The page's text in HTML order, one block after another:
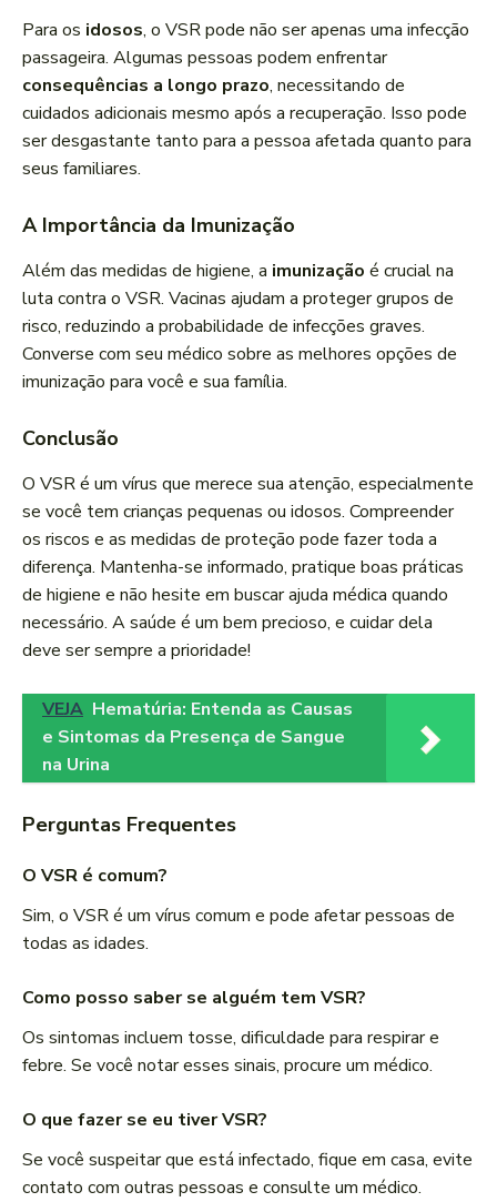
Para os idosos, o VSR pode não ser apenas uma infecção
passageira. Algumas pessoas podem enfrentar
consequências a longo prazo, necessitando de
cuidados adicionais mesmo após a recuperação. Isso pode
ser desgastante tanto para a pessoa afetada quanto para
seus familiares.
A Importância da Imunização
Além das medidas de higiene, a imunização é crucial na
luta contra o VSR. Vacinas ajudam a proteger grupos de
risco, reduzindo a probabilidade de infecções graves.
Converse com seu médico sobre as melhores opções de
imunização para você e sua família.
Conclusão
O VSR é um vírus que merece sua atenção, especialmente
se você tem crianças pequenas ou idosos. Compreender
os riscos e as medidas de proteção pode fazer toda a
diferença. Mantenha-se informado, pratique boas práticas
de higiene e não hesite em buscar ajuda médica quando
necessário. A saúde é um bem precioso, e cuidar dela
deve ser sempre a prioridade!
VEJA Hematúria: Entenda as Causas
e Sintomas da Presença de Sangue
na Urina
Perguntas Frequentes
O VSR é comum?
Sim, o VSR é um vírus comum e pode afetar pessoas de
todas as idades.
Como posso saber se alguém tem VSR?
Os sintomas incluem tosse, dificuldade para respirar e
febre. Se você notar esses sinais, procure um médico.
O que fazer se eu tiver VSR?
Se você suspeitar que está infectado, fique em casa, evite
contato com outras pessoas e consulte um médico.